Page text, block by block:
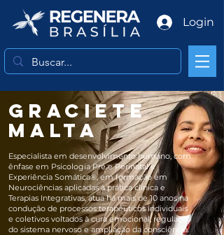
Login
Graciete
Malta
Especialista em desenvolvimento humano, com
ênfase em Psicologia Pré e Perinatal e
Experiência Somática®, em formação em
Neurociências aplicadas à prática clínica e
Terapias Integrativas, atua há mais de 10 anos na
condução de processos terapêuticos individuais
e coletivos voltados à cura emocional, regulação
do sistema nervoso e ampliação da consciência.